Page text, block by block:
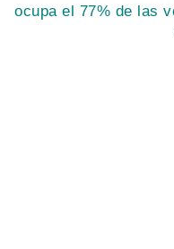
ocupa el 77% de las